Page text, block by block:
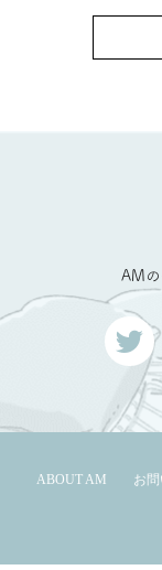
AMの
ABOUT AM お